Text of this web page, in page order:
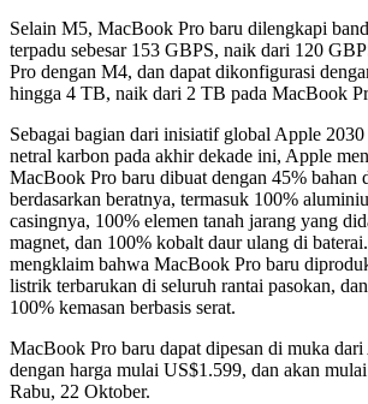
Selain M5, MacBook Pro baru dilengkapi
terpadu sebesar 153 GBPS, naik dari 120
Pro dengan M4, dan dapat dikonfigurasi
hingga 4 TB, naik dari 2 TB pada MacBook
Sebagai bagian dari inisiatif global Apple
netral karbon pada akhir dekade ini, Apple
MacBook Pro baru dibuat dengan 45% bahan
berdasarkan beratnya, termasuk 100%
casingnya, 100% elemen tanah jarang yang
magnet, dan 100% kobalt daur ulang di
mengklaim bahwa MacBook Pro baru
listrik terbarukan di seluruh rantai pasokan,
100% kemasan berbasis serat.
MacBook Pro baru dapat dipesan di muka
dengan harga mulai US$1.599, dan akan
Rabu, 22 Oktober.